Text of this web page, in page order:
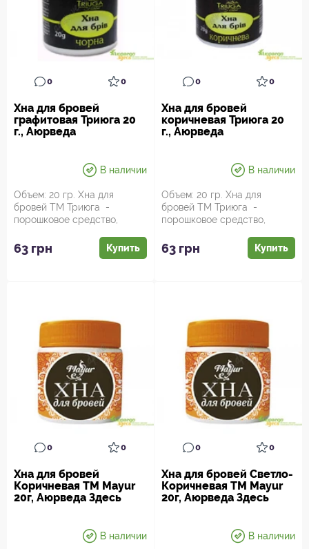
0 0
Хна для бровей
графитовая Триюга 20
г., Аюрведа
В наличии
Объем: 20 гр. Хна для
бровей ТМ Триюга -
порошковое средство,
окрашивания...
63 грн Купить
0 0
Хна для бровей
коричневая Триюга 20
г., Аюрведа
В наличии
Объем: 20 гр. Хна для
бровей ТМ Триюга -
порошковое средство,
окрашивания...
63 грн Купить
0 0
Хна для бровей
Коричневая ТМ Mayur
20г, Аюрведа Здесь
В наличии
0 0
Хна для бровей Светло-
Коричневая ТМ Mayur
20г, Аюрведа Здесь
В наличии